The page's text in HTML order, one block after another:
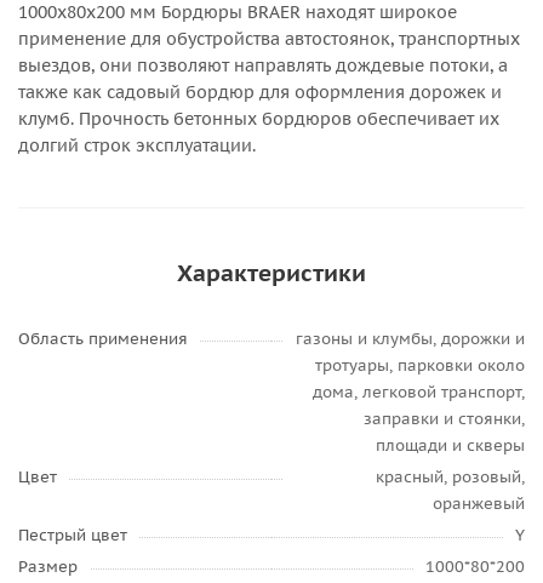
1000х80х200 мм Бордюры BRAER находят широкое
применение для обустройства автостоянок, транспортных
выездов, они позволяют направлять дождевые потоки, а
также как садовый бордюр для оформления дорожек и
клумб. Прочность бетонных бордюров обеспечивает их
долгий строк эксплуатации.
Характеристики
Область применения
газоны и клумбы, дорожки и
тротуары, парковки около
дома, легковой транспорт,
заправки и стоянки,
площади и скверы
Цвет
красный, розовый,
оранжевый
Пестрый цвет
Y
Размер
1000*80*200